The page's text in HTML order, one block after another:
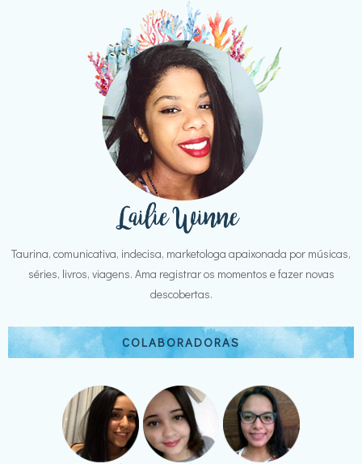
Taurina, comunicativa, indecisa, marketologa apaixonada por músicas,
séries, livros, viagens. Ama registrar os momentos e fazer novas
descobertas.
COLABORADORAS